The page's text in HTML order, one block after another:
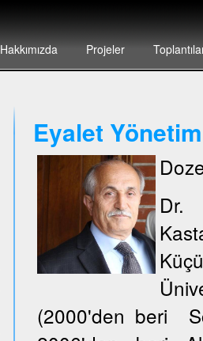
Hakkımızda Projeler
Eyalet
Dr.
(2000'den beri